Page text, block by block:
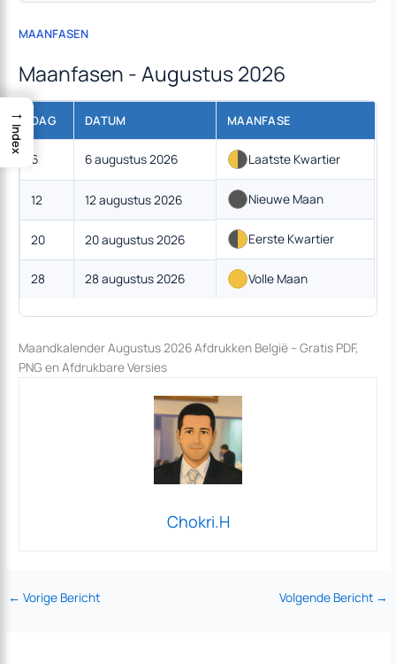
MAANFASEN
Maanfasen - Augustus 2026
DAG DATUM MAANFASE
6 6 augustus 2026 Laatste Kwartier
12 12 augustus 2026 Nieuwe Maan
20 20 augustus 2026 Eerste Kwartier
28 28 augustus 2026 Volle Maan
Maandkalender Augustus 2026 Afdrukken België – Gratis PDF,
PNG en Afdrukbare Versies
Chokri.H
← Vorige Bericht Volgende Bericht →
→
Index